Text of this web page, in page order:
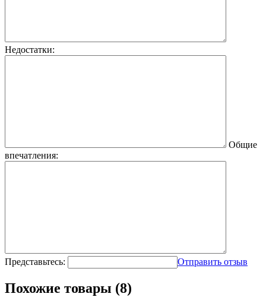
Недостатки:
Общие
впечатления:
Представьтесь: Отправить отзыв
Похожие товары (8)